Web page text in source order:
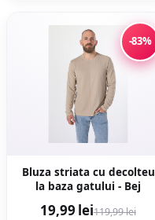
-83%
Bluza striata cu decolteu
la baza gatului - Bej
19,99 lei119,99 lei